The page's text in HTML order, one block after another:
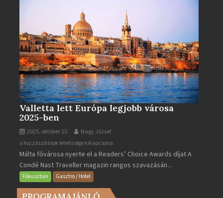
Valletta lett Európa legjobb városa
2025-ben
2025. október 13. Nagy József
Valletta
lett
Európa
legjobb
városa
a hozzászólások lehetősége kikapcsolva
Málta fővárosa nyerte el a Readers’ Choice Awards díjat A
Condé Nast Traveller magazin rangos szavazásán...
Fókuszban Gasztro / Hotel